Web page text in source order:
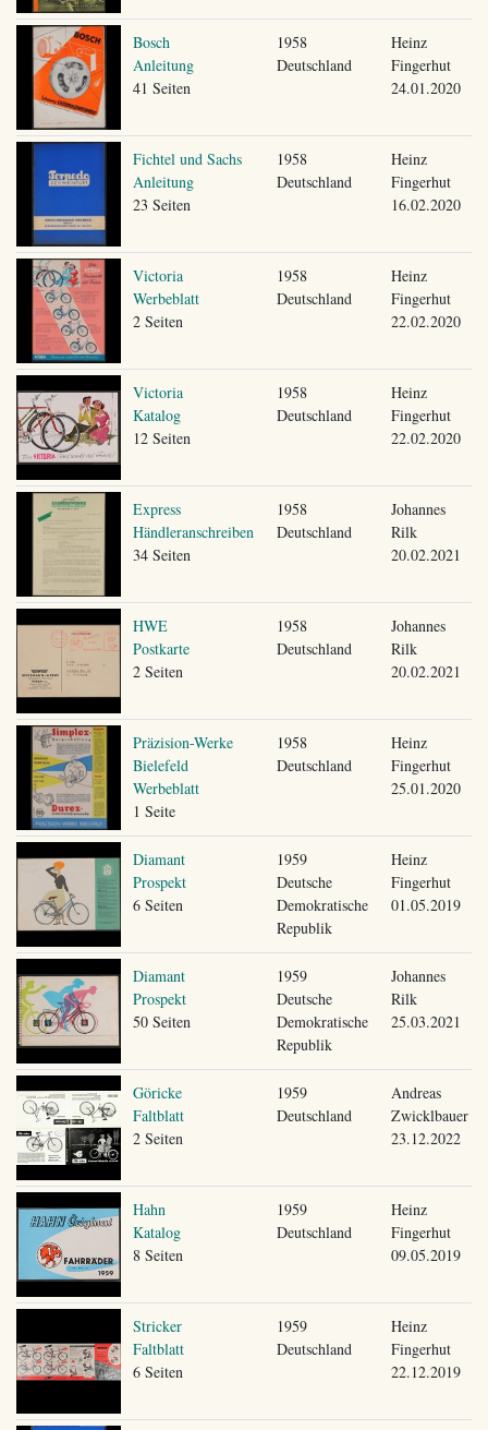
Bosch
Anleitung
41 Seiten
1958
Deutschland
Heinz
Fingerhut
24.01.2020
Fichtel und Sachs
Anleitung
23 Seiten
1958
Deutschland
Heinz
Fingerhut
16.02.2020
Victoria
Werbeblatt
2 Seiten
1958
Deutschland
Heinz
Fingerhut
22.02.2020
Victoria
Katalog
12 Seiten
1958
Deutschland
Heinz
Fingerhut
22.02.2020
Express
Händleranschreiben
34 Seiten
1958
Deutschland
Johannes
Rilk
20.02.2021
HWE
Postkarte
2 Seiten
1958
Deutschland
Johannes
Rilk
20.02.2021
Präzision-Werke
Bielefeld
Werbeblatt
1 Seite
1958
Deutschland
Heinz
Fingerhut
25.01.2020
Diamant
Prospekt
6 Seiten
1959
Deutsche
Demokratische
Republik
Heinz
Fingerhut
01.05.2019
Diamant
Prospekt
50 Seiten
1959
Deutsche
Demokratische
Republik
Johannes
Rilk
25.03.2021
Göricke
Faltblatt
2 Seiten
1959
Deutschland
Andreas
Zwicklbauer
23.12.2022
Hahn
Katalog
8 Seiten
1959
Deutschland
Heinz
Fingerhut
09.05.2019
Stricker
Faltblatt
6 Seiten
1959
Deutschland
Heinz
Fingerhut
22.12.2019